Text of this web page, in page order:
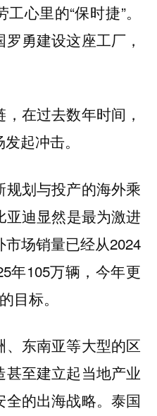
心里的“保时捷”。
勇建设这座工厂，
在过去数年时间，
起冲击。
划与投产的海外乘
亚迪显然是最为激进
场销量已经从2024
年105万辆，今年更
目标。
东南亚等大型的区
至建立起当地产业
的出海战略。泰国